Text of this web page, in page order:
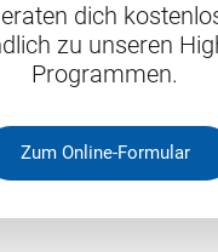
dich
zu unseren
Programmen.
Zum Online-Formular